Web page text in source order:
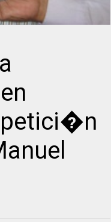
petici�n